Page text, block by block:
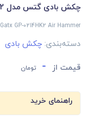
چکش بادی گتس مدل GP-0214HK2
Gatx GP-0214HK2 Air Hammer
دسته‌بندی: چکش بادی
قیمت از - تومان
راهنمای خرید